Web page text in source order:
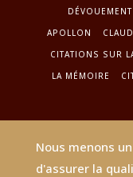
DÉVOUEMENT
APOLLON
CITATIONS SUR
LA MÉMOIRE
Nous menons
d'assurer la